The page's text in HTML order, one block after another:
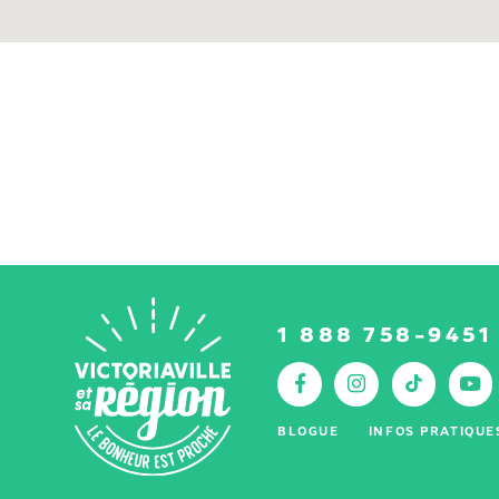
1 888 758-9451
:
Facebook
BLOGUE INFOS